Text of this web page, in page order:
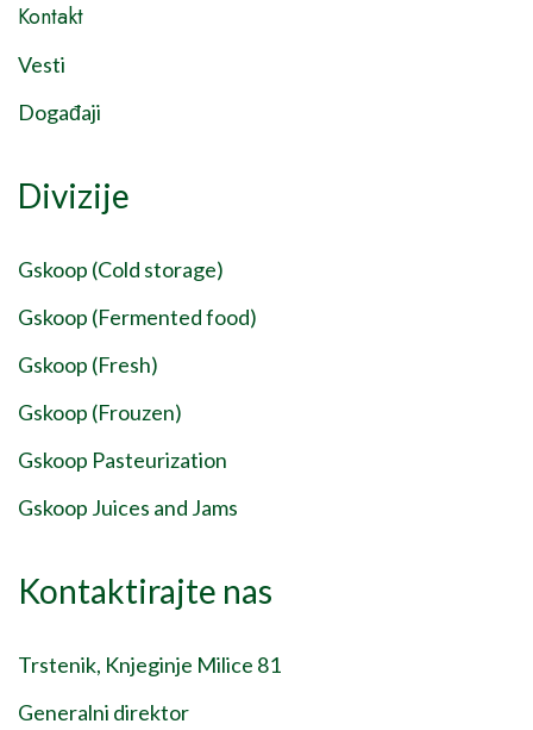
Kontakt
Vesti
Događaji
Divizije
Gskoop (Cold storage)
Gskoop (Fermented food)
Gskoop (Fresh)
Gskoop (Frouzen)
Gskoop Pasteurization
Gskoop Juices and Jams
Kontaktirajte nas
Trstenik, Knjeginje Milice 81
Generalni direktor